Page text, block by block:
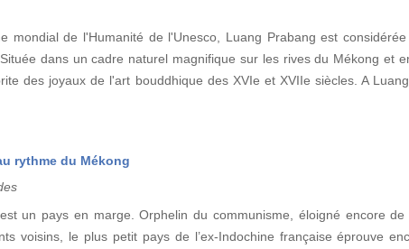
mondial de l'Humanité de l'Unesco, Luang Prabang est
dans un cadre naturel magnifique sur les rives du Mékong et
des joyaux de l'art bouddhique des XVIe et XVIIe siècles. A
rythme du Mékong
un pays en marge. Orphelin du communisme, éloigné encore de
voisins, le plus petit pays de l’ex-Indochine française éprouve